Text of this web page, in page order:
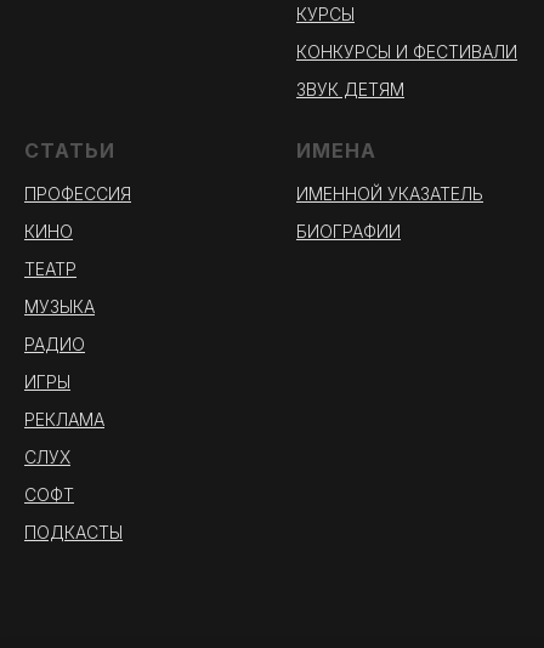
КУРСЫ
КОНКУРСЫ И ФЕСТИВАЛИ
ЗВУК ДЕТЯМ
СТАТЬИ
ПРОФЕССИЯ
КИНО
ТЕАТР
МУЗЫКА
РАДИО
ИГРЫ
РЕКЛАМА
СЛУХ
СОФТ
ПОДКАСТЫ
ИМЕНА
ИМЕННОЙ УКАЗАТЕЛЬ
БИОГРАФИИ